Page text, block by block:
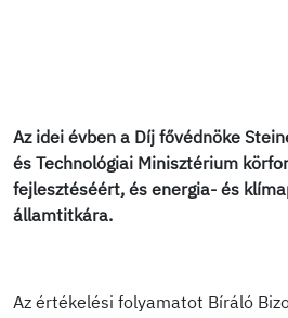
Az idei évben a Díj fővédnöke
és Technológiai Minisztérium
fejlesztéséért, és energia- és
államtitkára.
Az értékelési folyamatot Bíráló